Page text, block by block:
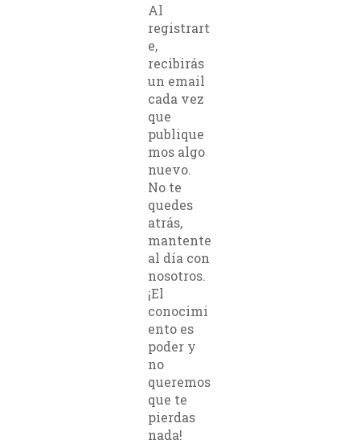
Al
registrart
e,
recibirás
un email
cada vez
que
publique
mos algo
nuevo.
No te
quedes
atrás,
mantente
al día con
nosotros.
¡El
conocimi
ento es
poder y
no
queremos
que te
pierdas
nada!